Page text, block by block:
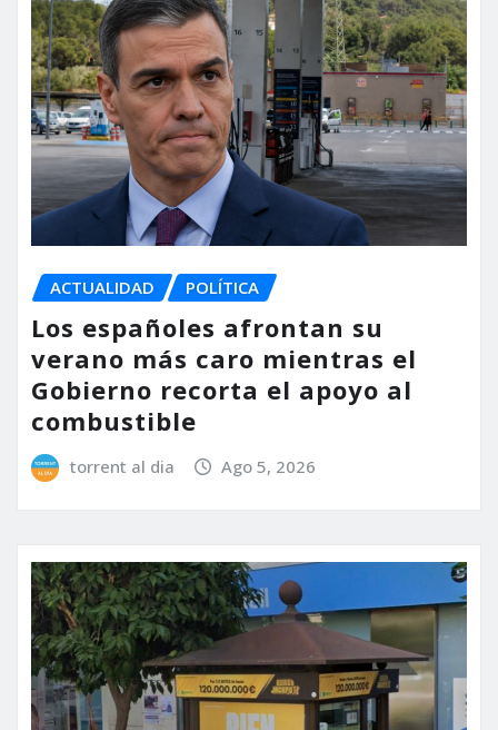
ACTUALIDAD POLÍTICA
Los españoles afrontan su
verano más caro mientras el
Gobierno recorta el apoyo al
combustible
torrent al dia Ago 5, 2026